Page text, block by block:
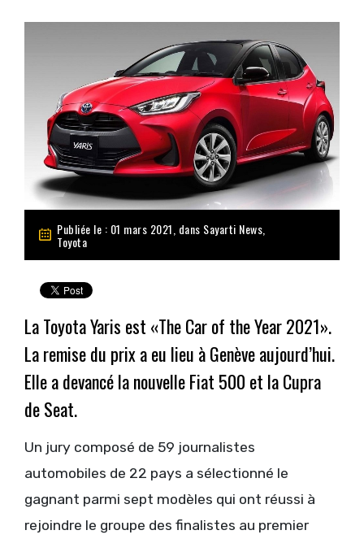
Publiée le : 01 mars 2021, dans Sayarti News
Toyota
La Toyota Yaris est «The Car of the Year 2021».
La remise du prix a eu lieu à Genève aujourd’hui.
Elle a devancé la nouvelle Fiat 500 et la Cupra
de Seat.
Un jury composé de 59 journalistes
automobiles de 22 pays a sélectionné le
gagnant parmi sept modèles qui ont réussi à
rejoindre le groupe des finalistes au premier